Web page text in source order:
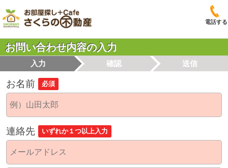
電話する
お問い合わせ内容の入力
入力 確認 送信
お名前 必須
連絡先 いずれか１つ以上入力